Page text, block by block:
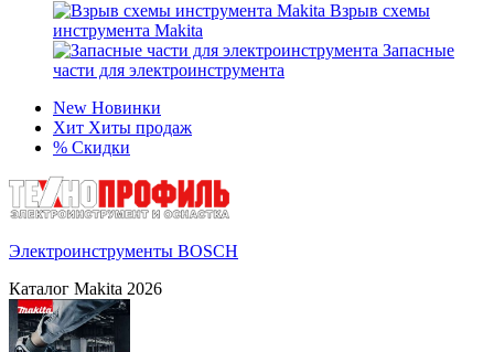
Взрыв схемы
инструмента Makita
Запасные
части для электроинструмента
New Новинки
Хит Хиты продаж
% Скидки
Электроинструменты BOSCH
Каталог Makita 2026